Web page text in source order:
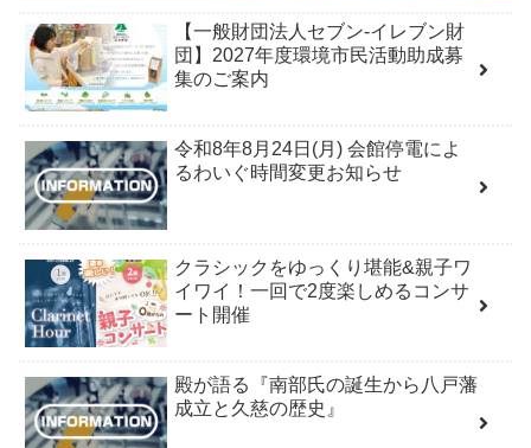
【一般財団法人セブン-イレブン財
団】2027年度環境市民活動助成募
集のご案内
令和8年8月24日(月) 会館停電によ
るわいぐ時間変更お知らせ
クラシックをゆっくり堪能&親子ワ
イワイ！一回で2度楽しめるコンサ
ート開催
殿が語る『南部氏の誕生から八戸藩
成立と久慈の歴史』